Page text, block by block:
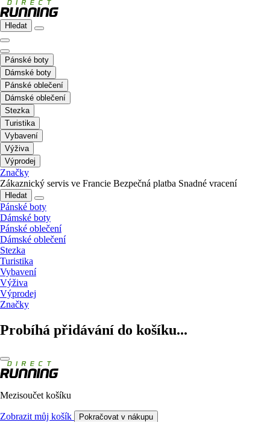
Hledat
Pánské boty
Dámské boty
Pánské oblečení
Dámské oblečení
Stezka
Turistika
Vybavení
Výživa
Výprodej
Značky
Zákaznický servis ve Francie Bezpečná platba Snadné vracení
Hledat
Pánské boty
Dámské boty
Pánské oblečení
Dámské oblečení
Stezka
Turistika
Vybavení
Výživa
Výprodej
Značky
Probíhá přidávání do košíku...
Mezisoučet košíku
Zobrazit můj košík Pokračovat v nákupu